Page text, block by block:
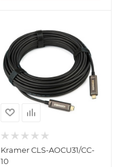
Kramer CLS-AOCU31/CC-
10